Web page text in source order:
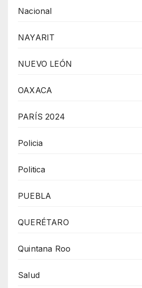
Nacional
NAYARIT
NUEVO LEÓN
OAXACA
PARÍS 2024
Policia
Politica
PUEBLA
QUERÉTARO
Quintana Roo
Salud